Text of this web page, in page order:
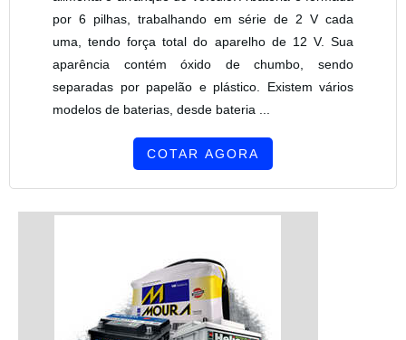
por 6 pilhas, trabalhando em série de 2 V cada
uma, tendo força total do aparelho de 12 V. Sua
aparência contém óxido de chumbo, sendo
separadas por papelão e plástico. Existem vários
modelos de baterias, desde bateria ...
COTAR AGORA